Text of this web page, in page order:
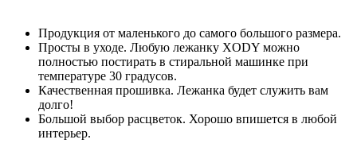
Продукция от маленького до самого большого размера.
Просты в уходе. Любую лежанку XODY можно
полностью постирать в стиральной машинке при
температуре 30 градусов.
Качественная прошивка. Лежанка будет служить вам
долго!
Большой выбор расцветок. Хорошо впишется в любой
интерьер.